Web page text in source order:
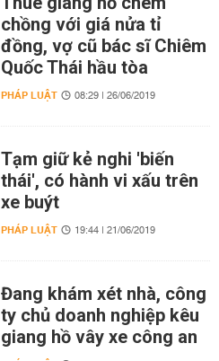
chồng với giá nửa tỉ
đồng, vợ cũ bác sĩ Chiêm
Quốc Thái hầu tòa
PHÁP LUẬT 08:29 | 26/06/2019
Tạm giữ kẻ nghi 'biến
thái', có hành vi xấu trên
xe buýt
PHÁP LUẬT 19:44 | 21/06/2019
Đang khám xét nhà, công
ty chủ doanh nghiệp kêu
giang hồ vây xe công an